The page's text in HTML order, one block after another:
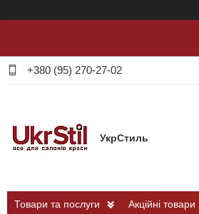
+380 (95) 270-27-02
УкрСтиль
Товари та послуги Акційні товари